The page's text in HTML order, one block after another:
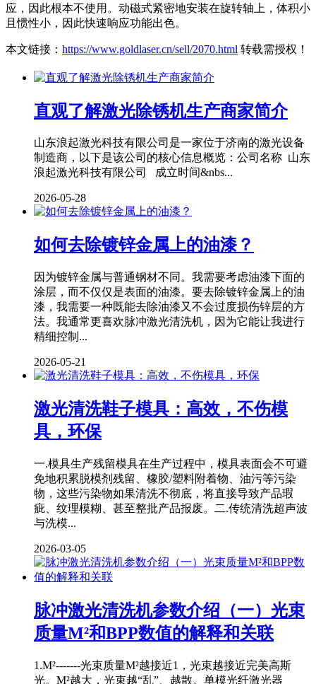
应，因此根本不使用。动磁式紧密地安装在旋转轴上，体积小
且惯性小，因此快速响应功能出色。
本文链接： https://www.goldlaser.cn/sell/2070.html 转载需授权！
直观了解激光除锈机生产商家简介
山东浪起激光科技有限公司是一家位于济南的激光设备
制造商，以下是该公司的核心信息概览：公司名称 山东
浪起激光科技有限公司 成立时间&nbs...
2026-05-28
如何去除镀锌金属上的油漆？
因为镀锌金属与普通钢材不同。我需要考虑油漆下面的
涂层，而不仅仅是表面的油漆。要去除镀锌金属上的油
漆，我需要一种既能去除油漆又不会过度损伤锌层的方
法。我通常更喜欢脉冲激光清洗机，因为它能让我进行
精细控制...
2026-05-21
激光清洗鞋子模具：高效，不伤模
具，环保
一.模具生产残留模具在生产过程中，模具表面会不可避
免地积累脱模剂残留、橡胶/塑料附着物、油污等污染
物，这些污染物如果清洗不彻底，将直接导致产品瑕
疵、纹理模糊、甚至整批产品报废。二.传统清洗超声波
与洗模...
2026-03-05
脉冲激光清洗机参数介绍（一）光束
质量M²和BPP数值的解释和关联
1.M²-------光束质量M²越接近1，光束越接近完美高斯
光。M²越大，光束越“乱”、越散。单模光纤激光器